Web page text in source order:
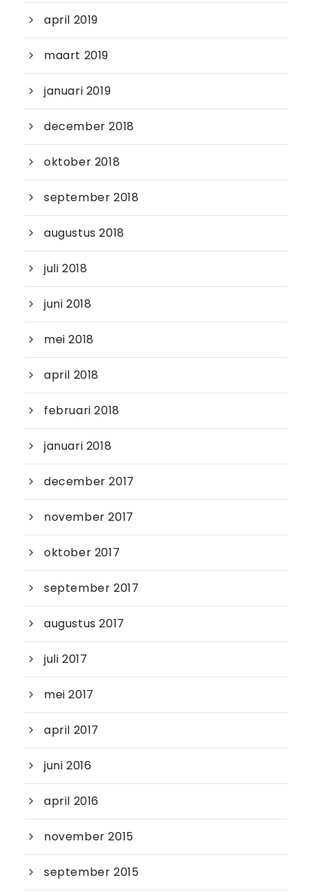
april 2019
maart 2019
januari 2019
december 2018
oktober 2018
september 2018
augustus 2018
juli 2018
juni 2018
mei 2018
april 2018
februari 2018
januari 2018
december 2017
november 2017
oktober 2017
september 2017
augustus 2017
juli 2017
mei 2017
april 2017
juni 2016
april 2016
november 2015
september 2015